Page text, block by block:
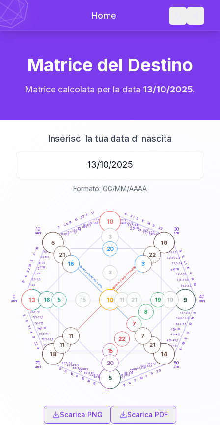
Home
Matrice del Destino
Matrice calcolata per la data 13/10/2025.
Inserisci la tua data di nascita
Formato: GG/MM/AAAA
generazione maschile generazione femminile
0
anni
10
anni
30
anni
40
anni
50
anni
60
70
anni
1-2,5
2,5-3,5
3,5-4
6-7,5
7,5-8,5
8,5-9
11-12,5
12,5-13,5
13,5-14
16-17,5
17,5-18,5
18,5-19
21-22,5
22,5-23,5
23,5-24
26-27,5
27,5-28,5
28,5-29
31-32,5
32,5-33,5
33,5-34
36-37,5
37,5-38,5
38,5-39
41-42,5
42,5-43,5
43,5-44
46-47,5
47,5-48,5
48,5-49
51-52,5
52,5-53,5
53,5-54
56-57,5
57,5-58,5
58,5-59
61-62,5
62,5-63,5
63,5-64
66-67,5
67,5-68,5
68,5-69
71-72,5
72,5-73,5
73,5-74
76-77,5
77,5-78,5
78,5-79
17
4
22
18
5
5
10
7
20 8
15
22 7
17 4
21 5
11
14 3
22
3
11
21
10
11
19
10
5
14
19
5
6
19
6
20
6
7
19
7
6
11
15
10
15
5
10
5
5
4
22
8
4
21
17
3
13
10
9
5
10
5 19
18 14
15
22
7
8
19
18
3
10
20
5
20
11 21
15
3
21
16
22
3
11
11
21
7
5anni
15 anni 25anni
35anni
45anni
55anni
65anni
75anni
Scarica PNG Scarica PDF